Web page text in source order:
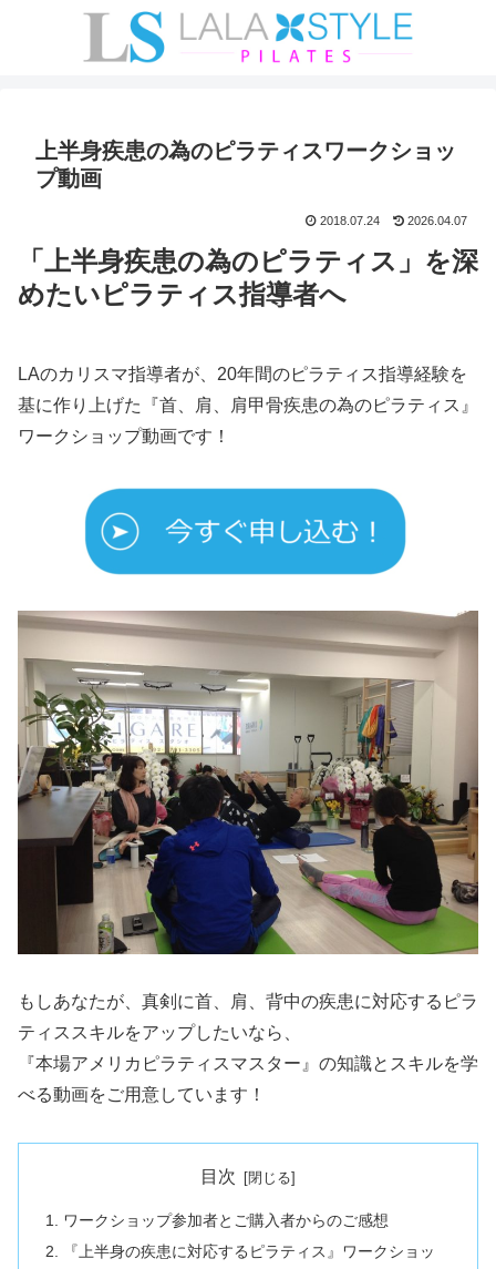
上半身疾患の為のピラティスワークショッ
プ動画
2018.07.24 2026.04.07
「上半身疾患の為のピラティス」を深
めたいピラティス指導者へ
LAのカリスマ指導者が、20年間のピラティス指導経験を
基に作り上げた『首、肩、肩甲骨疾患の為のピラティス』
ワークショップ動画です！
もしあなたが、真剣に首、肩、背中の疾患に対応するピラ
ティススキルをアップしたいなら、
『本場アメリカピラティスマスター』の知識とスキルを学
べる動画をご用意しています！
目次
ワークショップ参加者とご購入者からのご感想
『上半身の疾患に対応するピラティス』ワークショッ